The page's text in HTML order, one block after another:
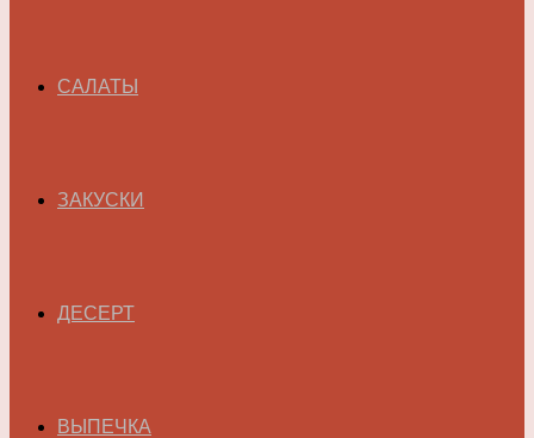
САЛАТЫ
ЗАКУСКИ
ДЕСЕРТ
ВЫПЕЧКА